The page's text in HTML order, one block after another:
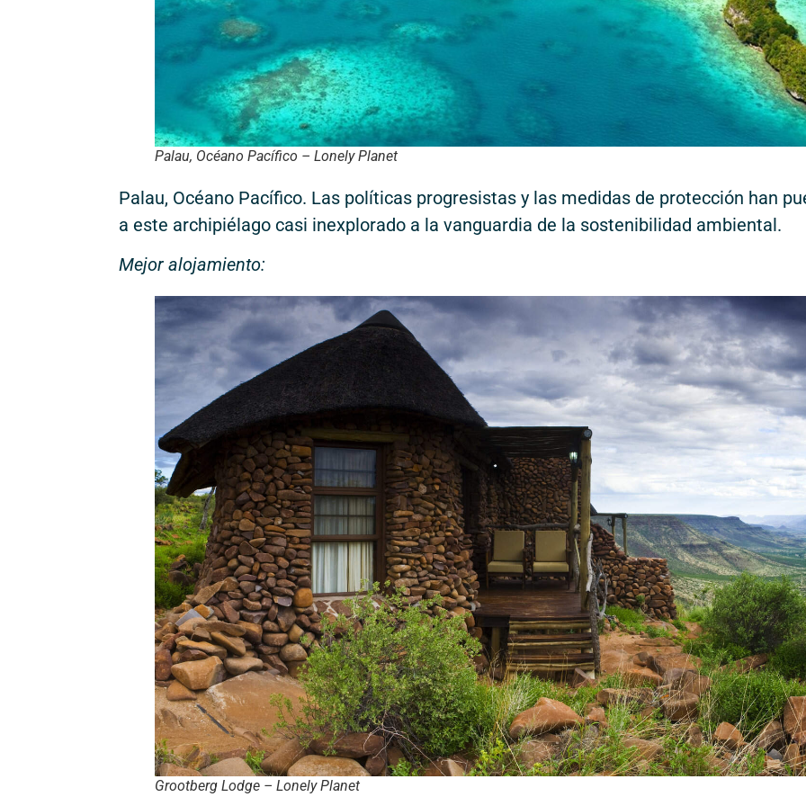
Palau, Océano Pacífico – Lonely Planet
Palau, Océano Pacífico. Las políticas progresistas y las medidas de protección han
a este archipiélago casi inexplorado a la vanguardia de la sostenibilidad ambiental.
Mejor alojamiento:
Grootberg Lodge – Lonely Planet